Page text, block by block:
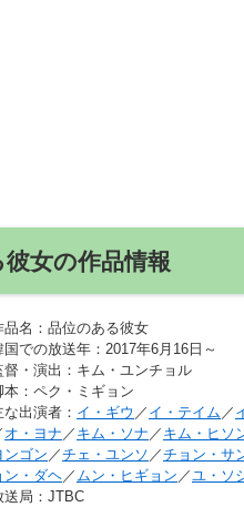
女の作品情報
品名 ：品位のある彼女
国での放送年 ：2017年6月16日～
督・演出 ：キム・ユンチョル
本 ：ペク・ミギョン
な出演者 ： イ・ギウ ／ イ・テイム ／
オ・ヨナ ／ キム・ソナ ／ キム・ヒソ
ンゴン ／チェ・ユンソ ／チョン・サ
ン・ダヘ／ムン・ヒギョン ／ユ・ソ
送局 ：JTBC